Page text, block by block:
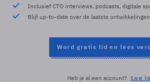
Inclusief CTO interviews, podcasts, digitale
Blijf up-to-date over de laatste
Word gratis lid en lees
Heb je al een account? Log in